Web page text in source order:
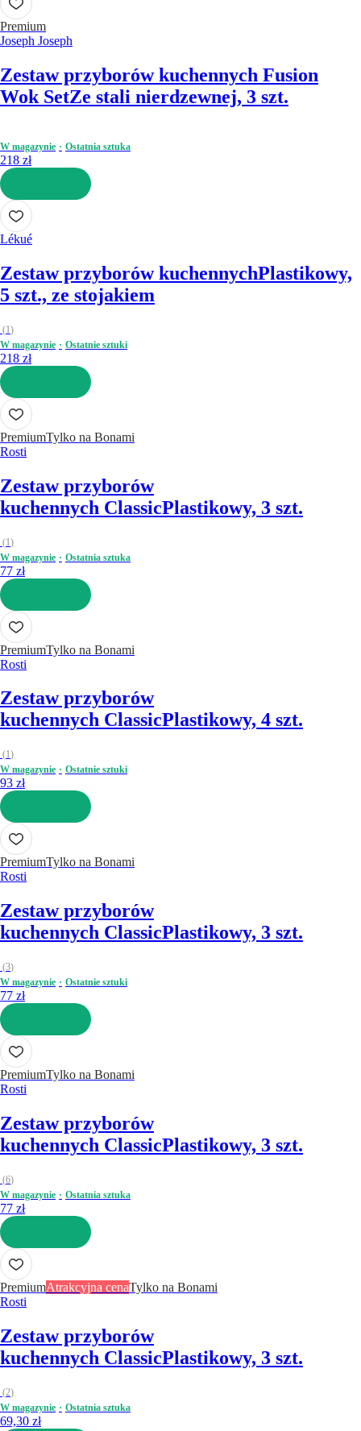
Premium
Joseph Joseph
Zestaw przyborów kuchennych Fusion
Wok SetZe stali nierdzewnej, 3 szt.
W magazynie Ostatnia sztuka
218 zł
DO KOSZYKA
Lékué
Zestaw przyborów kuchennychPlastikowy,
5 szt., ze stojakiem
(1)
W magazynie
Ostatnie sztuki
218 zł
DO KOSZYKA
PremiumTylko na Bonami
Rosti
Zestaw przyborów
kuchennych ClassicPlastikowy, 3 szt.
(1)
W magazynie
Ostatnia sztuka
77 zł
DO KOSZYKA
PremiumTylko na Bonami
Rosti
Zestaw przyborów
kuchennych ClassicPlastikowy, 4 szt.
(1)
W magazynie
Ostatnie sztuki
93 zł
DO KOSZYKA
PremiumTylko na Bonami
Rosti
Zestaw przyborów
kuchennych ClassicPlastikowy, 3 szt.
(3)
W magazynie
Ostatnie sztuki
77 zł
DO KOSZYKA
PremiumTylko na Bonami
Rosti
Zestaw przyborów
kuchennych ClassicPlastikowy, 3 szt.
(6)
W magazynie
Ostatnia sztuka
77 zł
DO KOSZYKA
PremiumAtrakcyjna cenaTylko na Bonami
Rosti
Zestaw przyborów
kuchennych ClassicPlastikowy, 3 szt.
(2)
W magazynie
Ostatnia sztuka
69,30 zł